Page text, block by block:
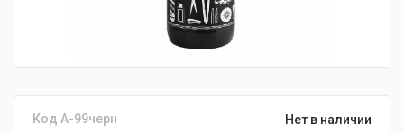
Код A-99черн Нет в наличии